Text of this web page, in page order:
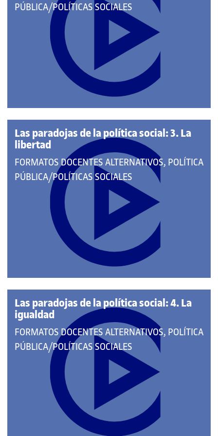
PERTENECE
CATEGORÍAS:
PÚBLICA/POLÍTICAS SOCIALES
Las paradojas de la política social: 3. La
libertad
QUE
PERTENECE
CATEGORÍAS:
FORMATOS DOCENTES ALTERNATIVOS, POLÍTICA
PÚBLICA/POLÍTICAS SOCIALES
Las paradojas de la política social: 4. La
igualdad
QUE
PERTENECE
CATEGORÍAS:
FORMATOS DOCENTES ALTERNATIVOS, POLÍTICA
PÚBLICA/POLÍTICAS SOCIALES